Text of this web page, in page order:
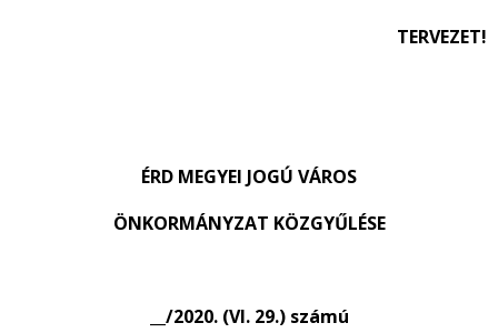
TERVEZET!
ÉRD MEGYEI JOGÚ VÁROS
ÖNKORMÁNYZAT KÖZGYŰLÉSE
__/2020. (VI. 29.) számú